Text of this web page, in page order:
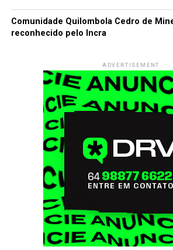
Comunidade Quilombola Cedro de
reconhecido pelo Incra
ADVERTISEMENT